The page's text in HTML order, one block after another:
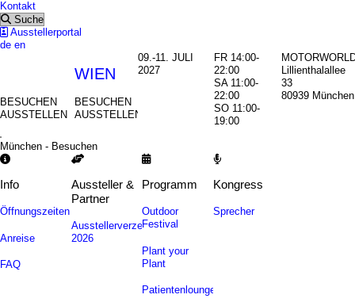
Kontakt
Suche
Ausstellerportal
de en
MÜNCHEN
BESUCHEN
AUSSTELLEN
WIEN
BESUCHEN
AUSSTELLEN
09.-11. JULI
2027
FR 14:00-
22:00
SA 11:00-
22:00
SO 11:00-
19:00
Lillienthalallee
33
80939 München
München - Besuchen
Info
Öffnungszeiten
Anreise
FAQ
Aussteller &
Partner
Ausstellerverzeichnis
2026
Programm
Outdoor
Festival
Plant your
Plant
Patientenlounge
Kongress
Sprecher